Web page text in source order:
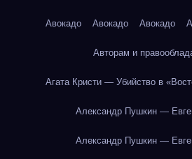
Авокадо Авокадо Авокадо
Авторам и
Агата Кристи — Убийство в
Александр Пушкин —
Александр Пушкин —